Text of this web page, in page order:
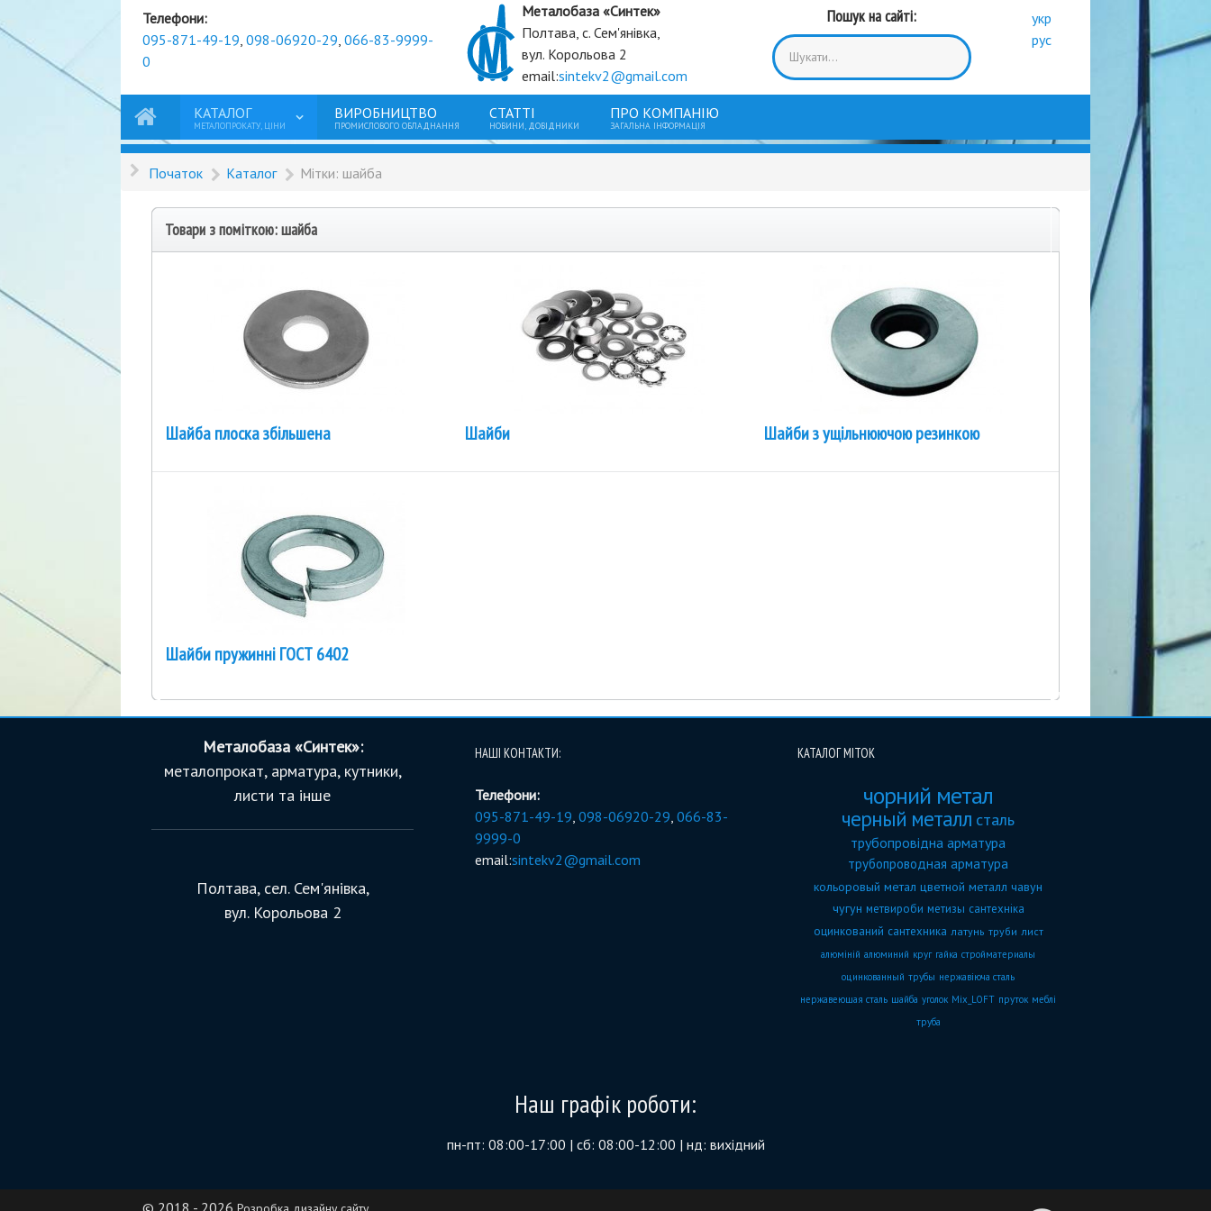
Телефони:
095-871-49-19,098-06920-29,066-83-9999-
0
Металобаза «Синтек»
Полтава, с. Сем'янівка,
вул. Корольова 2
email:sintekv2@gmail.com
Пошук на сайті:
укр
рус
КАТАЛОГ
МЕТАЛОПРОКАТУ, ЦІНИ
ВИРОБНИЦТВО
ПРОМИСЛОВОГО ОБЛАДНАННЯ
СТАТТІ
НОВИНИ, ДОВІДНИКИ
ПРО КОМПАНІЮ
ЗАГАЛЬНА ІНФОРМАЦІЯ
Початок Каталог Мітки: шайба
Товари з поміткою: шайба
Шайба плоска збільшена Шайби Шайби з ущільнюючою резинкою
Шайби пружинні ГОСТ 6402
Металобаза «Синтек»:
металопрокат, арматура, кутники,
листи та інше
Полтава, сел. Сем'янівка,
вул. Корольова 2
НАШІ КОНТАКТИ:
Телефони:
095-871-49-19, 098-06920-29, 066-83-
9999-0
email:sintekv2@gmail.com
КАТАЛОГ МІТОК
чорний метал
черный металл сталь
трубопровідна арматура
трубопроводная арматура
кольоровый метал цветной металл чавун
чугун метвироби метизы сантехніка
оцинкований сантехника латунь труби лист
алюміній алюминий круг гайка стройматериалы
оцинкованный трубы нержавіюча сталь
нержавеющая сталь шайба уголок Mix_LOFT пруток меблі
труба
Наш графік роботи:
пн-пт: 08:00-17:00 | сб: 08:00-12:00 | нд: вихідний